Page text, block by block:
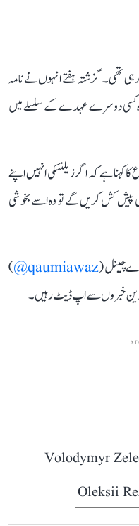
تھی۔ گزشتہ ہفتے انہوں نے نامہ
کسی دوسرے عہدے کے سلسلے میں
کہنا ہے کہ اگر زیلنسکی انہیں اپنے
کش کریں گے تو وہ اسے بخوشی
چینل (qaumiawaz@
)
خبروں سے اپ ڈیٹ رہیں۔
Volodymyr
Oleksii